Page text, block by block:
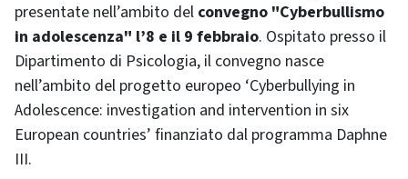
presentate nell’ambito del convegno "Cyberbullismo
in adolescenza" l’8 e il 9 febbraio. Ospitato presso il
Dipartimento di Psicologia, il convegno nasce
nell’ambito del progetto europeo ‘Cyberbullying in
Adolescence: investigation and intervention in six
European countries’ finanziato dal programma Daphne
III.